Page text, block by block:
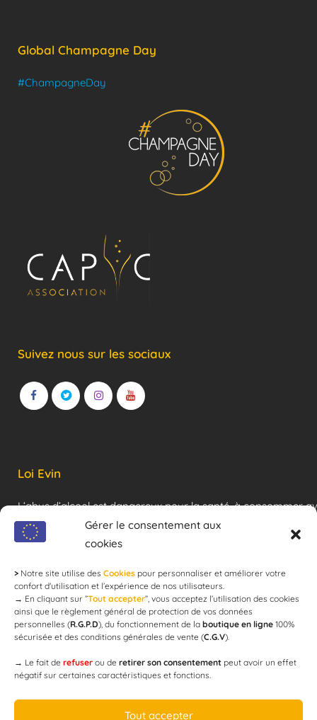
Gérer le consentement aux
cookies
> Notre site utilise des Cookies pour personnaliser et améliorer votre
confort d'utilisation et l’expérience de nos utilisateurs.
→ En cliquant sur ”Tout accepter”, vous acceptez l’utilisation des cookies
ainsi que le règlement général de protection de vos données
personnelles (R.G.P.D), du fonctionnement de la boutique en ligne 100%
sécurisée et des conditions générales de vente (C.G.V).
→ Le fait de refuser ou de retirer son consentement peut avoir un effet
négatif sur certaines caractéristiques et fonctions.
Tout accepter
Global Champagne Day
#ChampagneDay
Suivez nous sur les sociaux
Loi Evin
L’abus d’alcool est dangereux pour la santé, à consommer
modération !
Newsletter
email